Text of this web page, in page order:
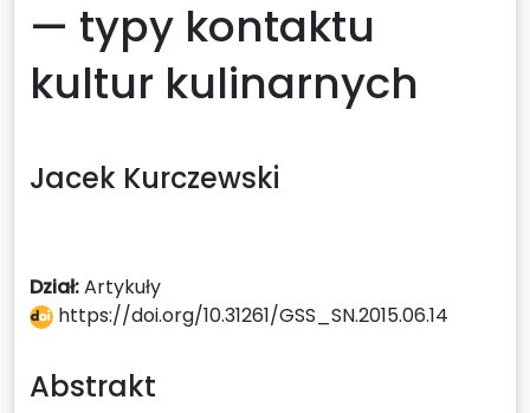
— typy kontaktu
kultur kulinarnych
Jacek Kurczewski
Dział:Artykuły
https://doi.org/10.31261/GSS_SN.2015.06.14
Abstrakt